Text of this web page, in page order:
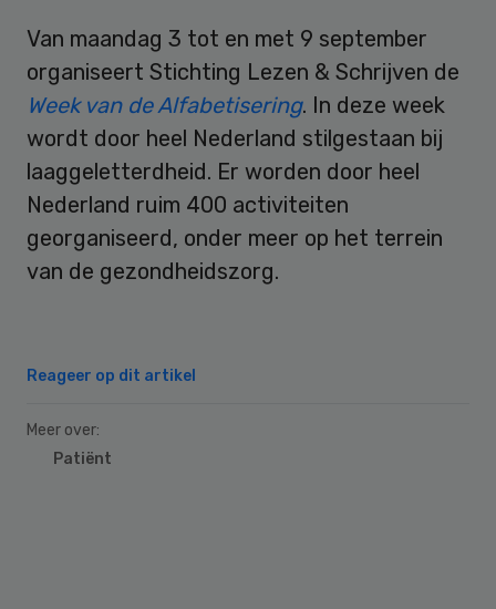
Van maandag 3 tot en met 9 september
organiseert Stichting Lezen & Schrijven de
Week van de Alfabetisering. In deze week
wordt door heel Nederland stilgestaan bij
laaggeletterdheid. Er worden door heel
Nederland ruim 400 activiteiten
georganiseerd, onder meer op het terrein
van de gezondheidszorg.
Reageer op dit artikel
Meer over:
Patiënt